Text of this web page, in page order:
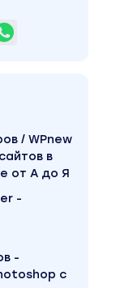
/ WPnew
в
от А до Я
-
-
с